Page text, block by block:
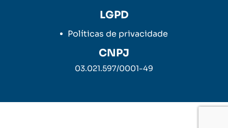
LGPD
Políticas de privacidade
CNPJ
03.021.597/0001-49